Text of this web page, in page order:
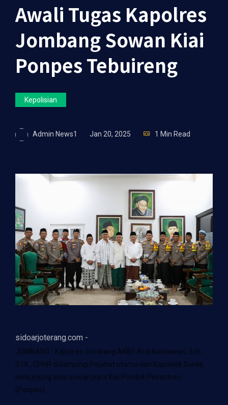
Awali Tugas Kapolres
Jombang Sowan Kiai
Ponpes Tebuireng
Kepolisian
Admin News1 Jan 20, 2025 1 Min Read
sidoarjoterang.com -
JOMBANG - Kapolres Jombang AKBP Ardi Kurniawan, S.H.,
S.I.K., CPHR didampingi Pejabat utama dan Kapolsek Diwek,
berkunjung atau sowan para Kiai Pondok Pesantren
(Ponpes).